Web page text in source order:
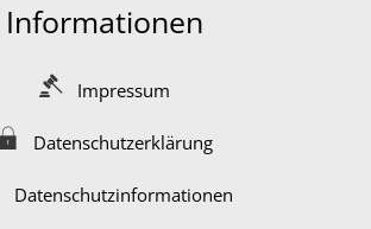
Informationen
Impressum
Datenschutzerklärung
Datenschutzinformationen